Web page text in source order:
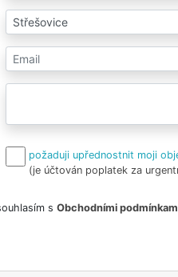
požaduji upřednostnit moji
(je účtován poplatek za
s Obchodními